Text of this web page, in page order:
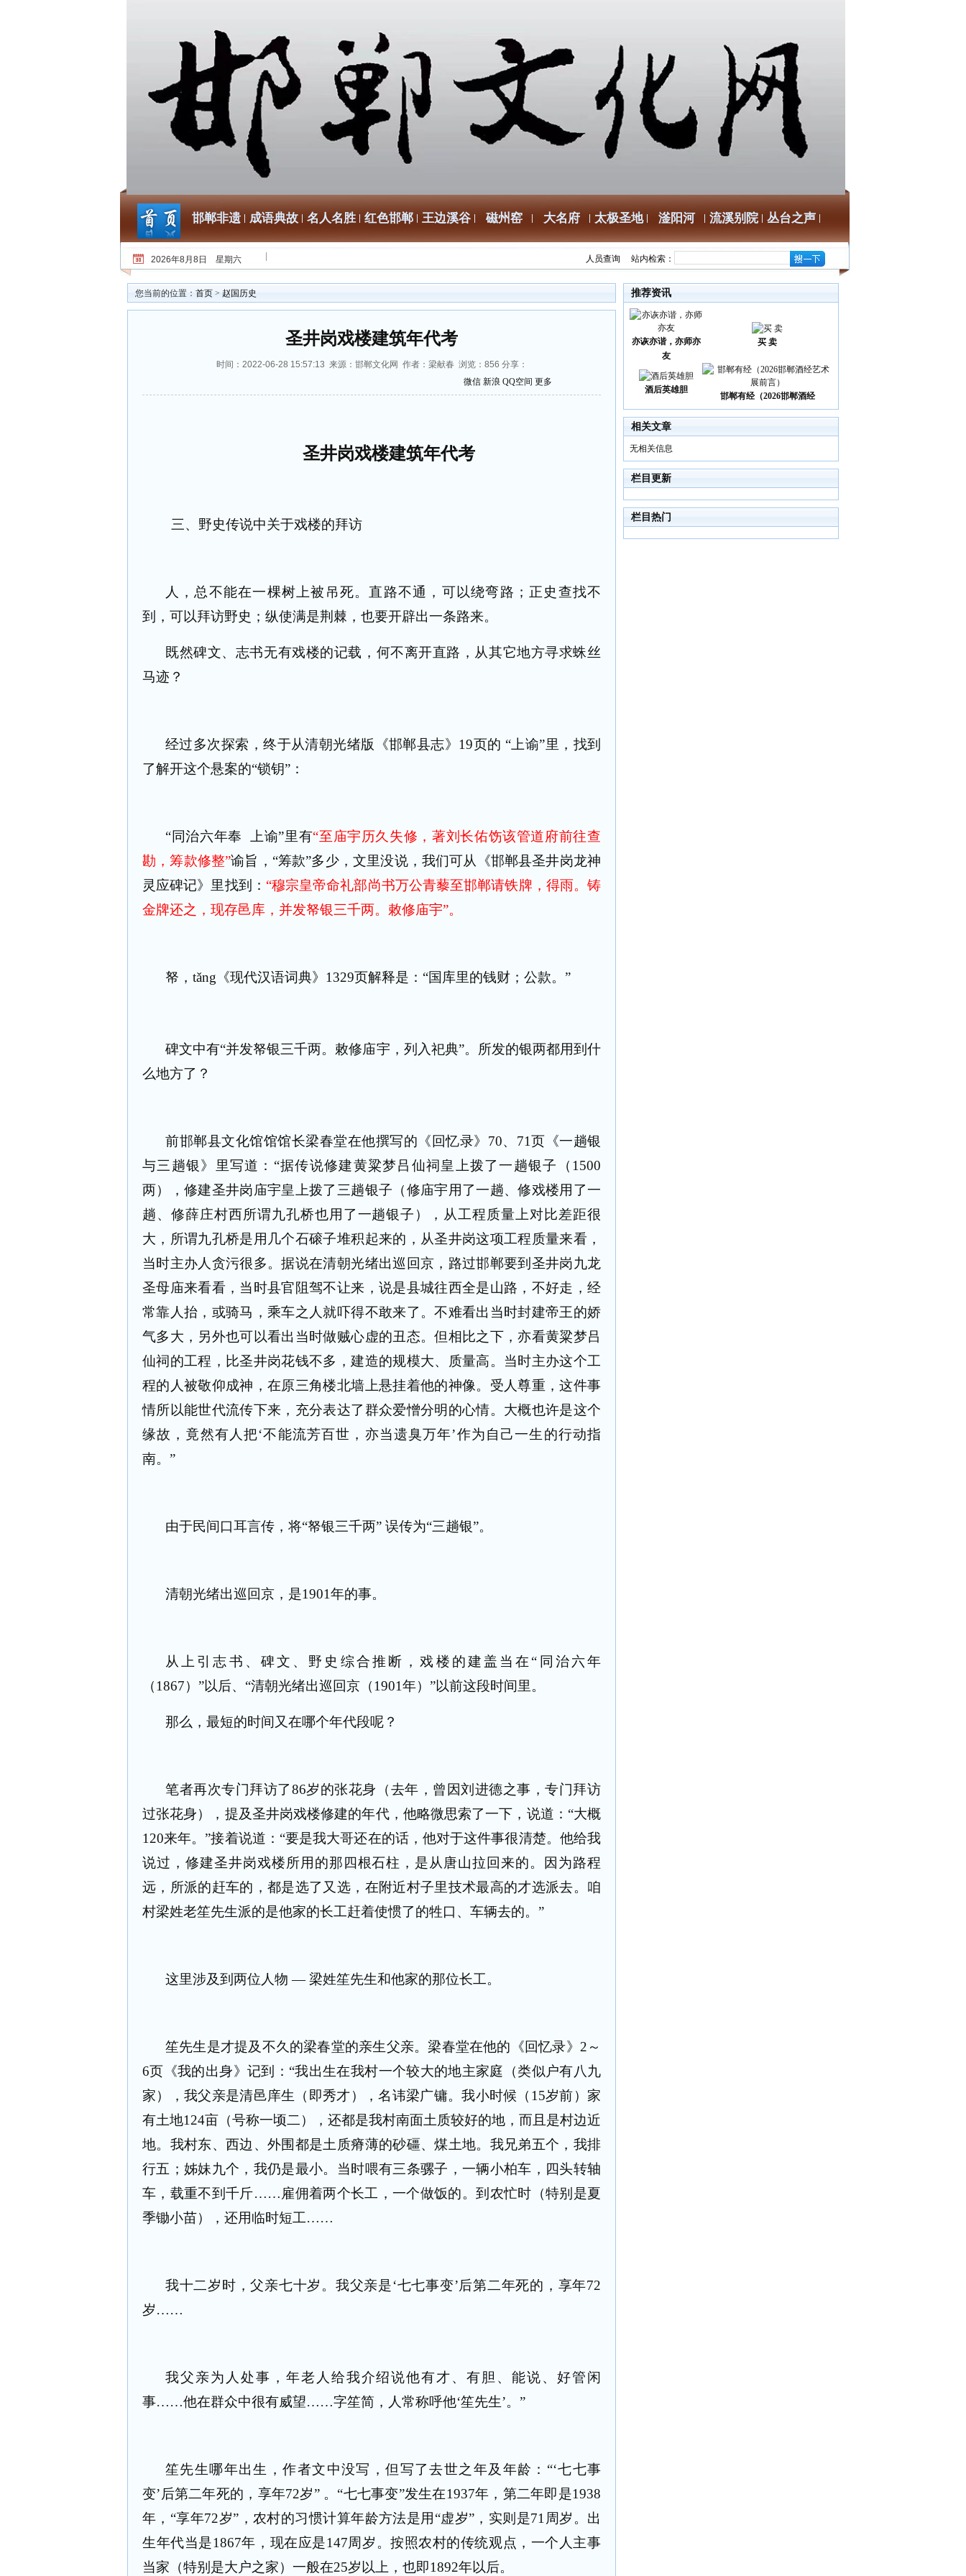
邯郸非遗 成语典故 名人名胜 红色邯郸 王边溪谷 磁州窑 大名府 太极圣地 滏阳河 流溪别院 丛台之声
2026年8月8日 星期六 人员查询 站内检索：
您当前的位置： 首页 > 赵国历史
圣井岗戏楼建筑年代考
时间：2022-06-28 15:57:13 来源：邯郸文化网 作者：梁献春 浏览： 856 分享：
微信 新浪 QQ空间 更多
圣井岗戏楼建筑年代考
三、野史传说中关于戏楼的拜访
人，总不能在一棵树上被吊死。直路不通，可以绕弯路；正史查找不
到，可以拜访野史；纵使满是荆棘，也要开辟出一条路来。
既然碑文、志书无有戏楼的记载，何不离开直路，从其它地方寻求蛛丝
马迹？
经过多次探索，终于从清朝光绪版《邯郸县志》 19页的 “上谕”里，找到
了解开这个悬案的“锁钥”：
“同治六年奉 上谕”里有“至庙宇历久失修，著刘长佑饬该管道府前往查
勘，筹款修整”谕旨，“筹款”多少，文里没说，我们可从《邯郸县圣井岗龙神
灵应碑记》里找到： “穆宗皇帝命礼部尚书万公青藜至邯郸请铁牌，得雨。铸
金牌还之，现存邑库，并发帑银三千两。敕修庙宇”。
帑， tǎng 《现代汉语词典》 1329页解释是： “国库里的钱财；公款。 ”
碑文中有“并发帑银三千两。敕修庙宇，列入祀典”。所发的银两都用到什
么地方了？
前邯郸县文化馆馆馆长梁春堂在他撰写的《回忆录》 70、71页《一趟银
与三趟银》里写道：“据传说修建黄粱梦吕仙祠皇上拨了一趟银子（ 1500
两），修建圣井岗庙宇皇上拨了三趟银子（修庙宇用了一趟、修戏楼用了一
趟、修薛庄村西所谓九孔桥也用了一趟银子），从工程质量上对比差距很
大，所谓九孔桥是用几个石磙子堆积起来的，从圣井岗这项工程质量来看，
当时主办人贪污很多。据说在清朝光绪出巡回京，路过邯郸要到圣井岗九龙
圣母庙来看看，当时县官阻驾不让来，说是县城往西全是山路，不好走，经
常靠人抬，或骑马，乘车之人就吓得不敢来了。不难看出当时封建帝王的娇
气多大，另外也可以看出当时做贼心虚的丑态。但相比之下，亦看黄粱梦吕
仙祠的工程，比圣井岗花钱不多，建造的规模大、质量高。当时主办这个工
程的人被敬仰成神，在原三角楼北墙上悬挂着他的神像。受人尊重，这件事
情所以能世代流传下来，充分表达了群众爱憎分明的心情。大概也许是这个
缘故，竟然有人把‘不能流芳百世，亦当遗臭万年’作为自己一生的行动指
南。”
由于民间口耳言传，将“帑银三千两” 误传为“三趟银”。
清朝光绪出巡回京，是1901年的事。
从上引志书、碑文、野史综合推断，戏楼的建盖当在“同治六年
（1867）”以后、“清朝光绪出巡回京（1901年）”以前这段时间里。
那么，最短的时间又在哪个年代段呢？
笔者再次专门拜访了86岁的张花身（去年，曾因刘进德之事，专门拜访
过张花身），提及圣井岗戏楼修建的年代，他略微思索了一下，说道：“大概
120来年。”接着说道：“要是我大哥还在的话，他对于这件事很清楚。他给我
说过，修建圣井岗戏楼所用的那四根石柱，是从唐山拉回来的。因为路程
远，所派的赶车的，都是选了又选，在附近村子里技术最高的才选派去。咱
村梁姓老笙先生派的是他家的长工赶着使惯了的牲口、车辆去的。”
这里涉及到两位人物 — 梁姓笙先生和他家的那位长工。
笙先生是才提及不久的梁春堂的亲生父亲。梁春堂在他的《回忆录》 2～
6页《我的出身》记到：“我出生在我村一个较大的地主家庭（类似户有八九
家），我父亲是清邑庠生（即秀才），名讳梁广镛。我小时候（ 15岁前）家
有土地124亩（号称一顷二），还都是我村南面土质较好的地，而且是村边近
地。我村东、西边、外围都是土质瘠薄的砂礓、煤土地。我兄弟五个，我排
行五；姊妹九个，我仍是最小。当时喂有三条骡子，一辆小柏车，四头转轴
车，载重不到千斤……雇佣着两个长工，一个做饭的。到农忙时（特别是夏
季锄小苗），还用临时短工……
我十二岁时，父亲七十岁。我父亲是‘七七事变’后第二年死的，享年72
岁……
我父亲为人处事，年老人给我介绍说他有才、有胆、能说、好管闲
事……他在群众中很有威望……字笙简，人常称呼他‘笙先生’。”
笙先生哪年出生，作者文中没写，但写了去世之年及年龄：“‘七七事
变’后第二年死的，享年72岁” 。“七七事变”发生在1937年，第二年即是1938
年，“享年72岁”，农村的习惯计算年龄方法是用“虚岁”，实则是71 周岁。出
生年代当是1867年，现在应是147周岁。按照农村的传统观点，一个人主事
当家（特别是大户之家）一般在25岁以上，也即1892年以后。
推荐资讯
亦诙亦谐，亦师亦
友
买 卖
酒后英雄胆
邯郸有经（2026邯郸酒经
相关文章
无相关信息
栏目更新
栏目热门